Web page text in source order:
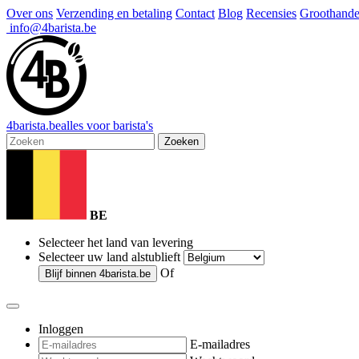
Over ons Verzending en betaling Contact Blog Recensies
info@4barista.be
4barista.bealles voor barista's
Zoeken
BE
Selecteer het land van levering
Selecteer uw land alstublieft
Blijf binnen 4barista.be Of
Inloggen
E-mailadres